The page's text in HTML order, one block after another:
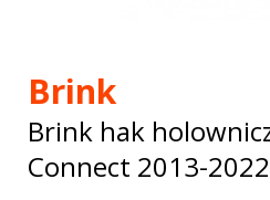
AKCESORIA
SPORTOWE
Brink
Brink hak
Connect 2013-2022